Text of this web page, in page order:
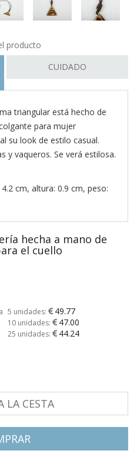
producto
CUIDADO
triangular está hecho de
para mujer
su look de estilo casual.
y vaqueros. Se verá estilosa.
cm, altura: 0.9 cm, peso:
hecha a mano de
el cuello
5 unidades: 49.77
10 unidades: 47.00
25 unidades: 44.24
LA CESTA